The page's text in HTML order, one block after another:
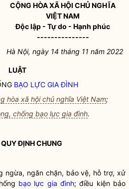
CỘNG HÒA XÃ HỘI CHỦ NGHĨA
VIỆT NAM
Độc lập - Tự do - Hạnh phúc
---------------
Hà Nội, ngày 14 tháng 11 năm 2022
LUẬT
BẠO LỰC GIA ĐÌNH
hòa xã hội chủ nghĩa Việt Nam;
chống bạo lực gia đình.
ĐỊNH CHUNG
ngừa, ngăn chặn, bảo vệ, hỗ trợ, xử
bạo lực gia đình; điều kiện bảo